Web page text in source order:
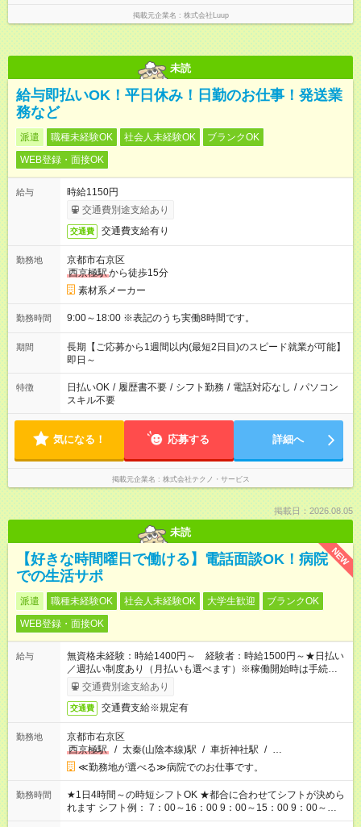
掲載元企業名 株式会社Luup
未読
給与即払いOK！平日休み！日勤のお仕事！発送業
務など
派遣 職種未経験OK 社会人未経験OK
ブランクOK
WEB登録・面接OK
給与
時給1150円
交通費別途支給あり
交通費 交通費支給有り
勤務地
京都市右京区
西京極駅から徒歩15分
素材系メーカー
勤務時間 9:00～18:00 ※表記のうち実働8時間です。
期間
長期【ご応募から1週間以内(最短2日目)のスピード就業が可能】
即日～
特徴 日払いOK / 履歴書不要 / シフト勤務 / 電話対応なし / パソコン
スキル不要
気になる！ 応募する 詳細へ
掲載元企業名 株式会社テクノ・サービス
掲載日：2026.08.05
未読
NEW
【好きな時間曜日で働ける】電話面談OK！病院
での生活サポ
派遣 職種未経験OK 社会人未経験OK 大学生歓迎
ブランクOK
WEB登録・面接OK
給与
無資格未経験：時給1400円～ 経験者：時給1500円～★日払い
／週払い制度あり（月払いも選べます）※稼働開始時は手続き完
了次第のお支払いとなります。
交通費別途支給あり
交通費 交通費支給※規定有
勤務地
京都市右京区
西京極駅
/ 太秦(山陰本線)駅 / 車折神社駅 / …
≪勤務地が選べる≫病院でのお仕事です。
勤務時間
★1日4時間～の時短シフトOK ★都合に合わせてシフトが決めら
れます シフト例： 7：00～16：00 9：00～15：00 9：00～
18：00 11：00～20：00 など ※Wワークの場合、他のお仕事と